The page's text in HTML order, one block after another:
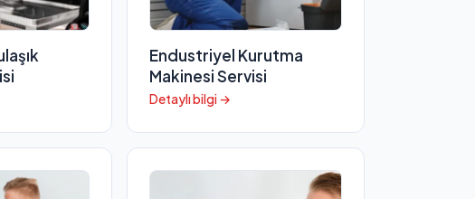
Endustriyel Kurutma
Makinesi Servisi
Detaylı bilgi →